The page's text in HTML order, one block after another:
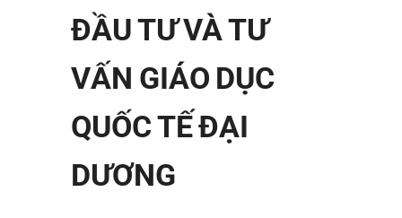
ĐẦU TƯ VÀ TƯ
VẤN GIÁO DỤC
QUỐC TẾ ĐẠI
DƯƠNG